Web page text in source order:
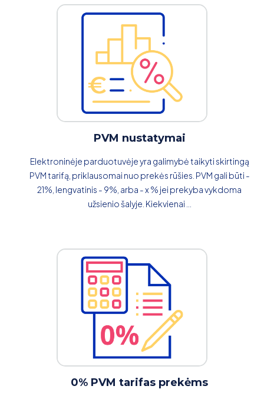
PVM nustatymai
Elektroninėje parduotuvėje yra galimybė taikyti skirtingą
PVM tarifą, priklausomai nuo prekės rūšies. PVM gali būti -
21%, lengvatinis - 9%, arba - x % jei prekyba vykdoma
užsienio šalyje. Kiekvienai ...
0% PVM tarifas prekėms